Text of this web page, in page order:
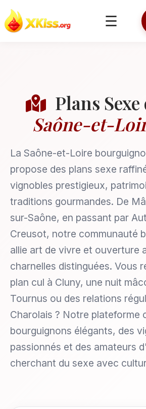
☰
🎯 Conseils
🔒 Connexion
Plans
Saône-et-
La Saône-et-Loire
propose des plans sexe
vignobles prestigieux,
traditions gourmandes. De
sur-Saône, en passant par
Creusot, notre communauté
allie art de vivre et ouverture
charnelles distinguées. Vous
plan cul à Cluny, une nuit
Tournus ou des relations
Charolais ? Notre plateforme
bourguignons élégants, des
passionnés et des amateurs
cherchant du sexe avec